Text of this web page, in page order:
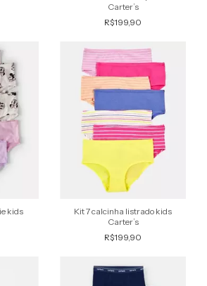
Carter’s
R$199,90
kids
Kit 7 calcinha listrado kids
Carter’s
R$199,90